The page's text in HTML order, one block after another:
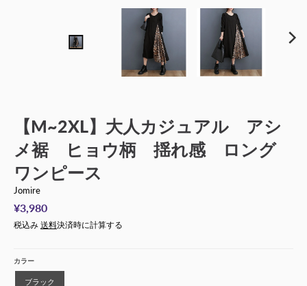
【M~2XL】大人カジュアル アシ
メ裾 ヒョウ柄 揺れ感 ロング
ワンピース
Jomire
¥3,980
税込み 送料決済時に計算する
カラー
ブラック